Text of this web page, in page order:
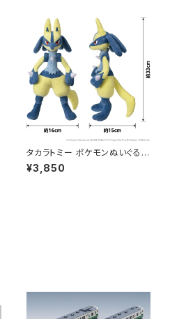
タカラトミー ポケモンぬいぐるみ
黄色いルカリオ（新品 在庫品）
¥3,850